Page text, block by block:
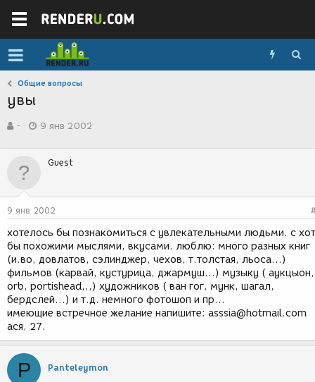
Общие вопросы
увы
в
р
-
а
д
н
и
я
9 янв 2002
Guest
9 янв 2002
хотелось бы познакомиться с увлекательными людьми. с
бы похожими мыслями, вкусами. люблю: много разных книг
(и.во, довлатов, сэлинджер, чехов, т.толстая, льоса...)
фильмов (карвай, кустурица, джармуш...) музыку ( аукцыон,
orb, portishead,,,) художников ( ван гог, мунк, шагал,
бердслей...) и т.д. немного фотошоп и пр...
имеющие встречное желание напишите: asssia@hotmail.com
ася, 27.
P Panteleymon